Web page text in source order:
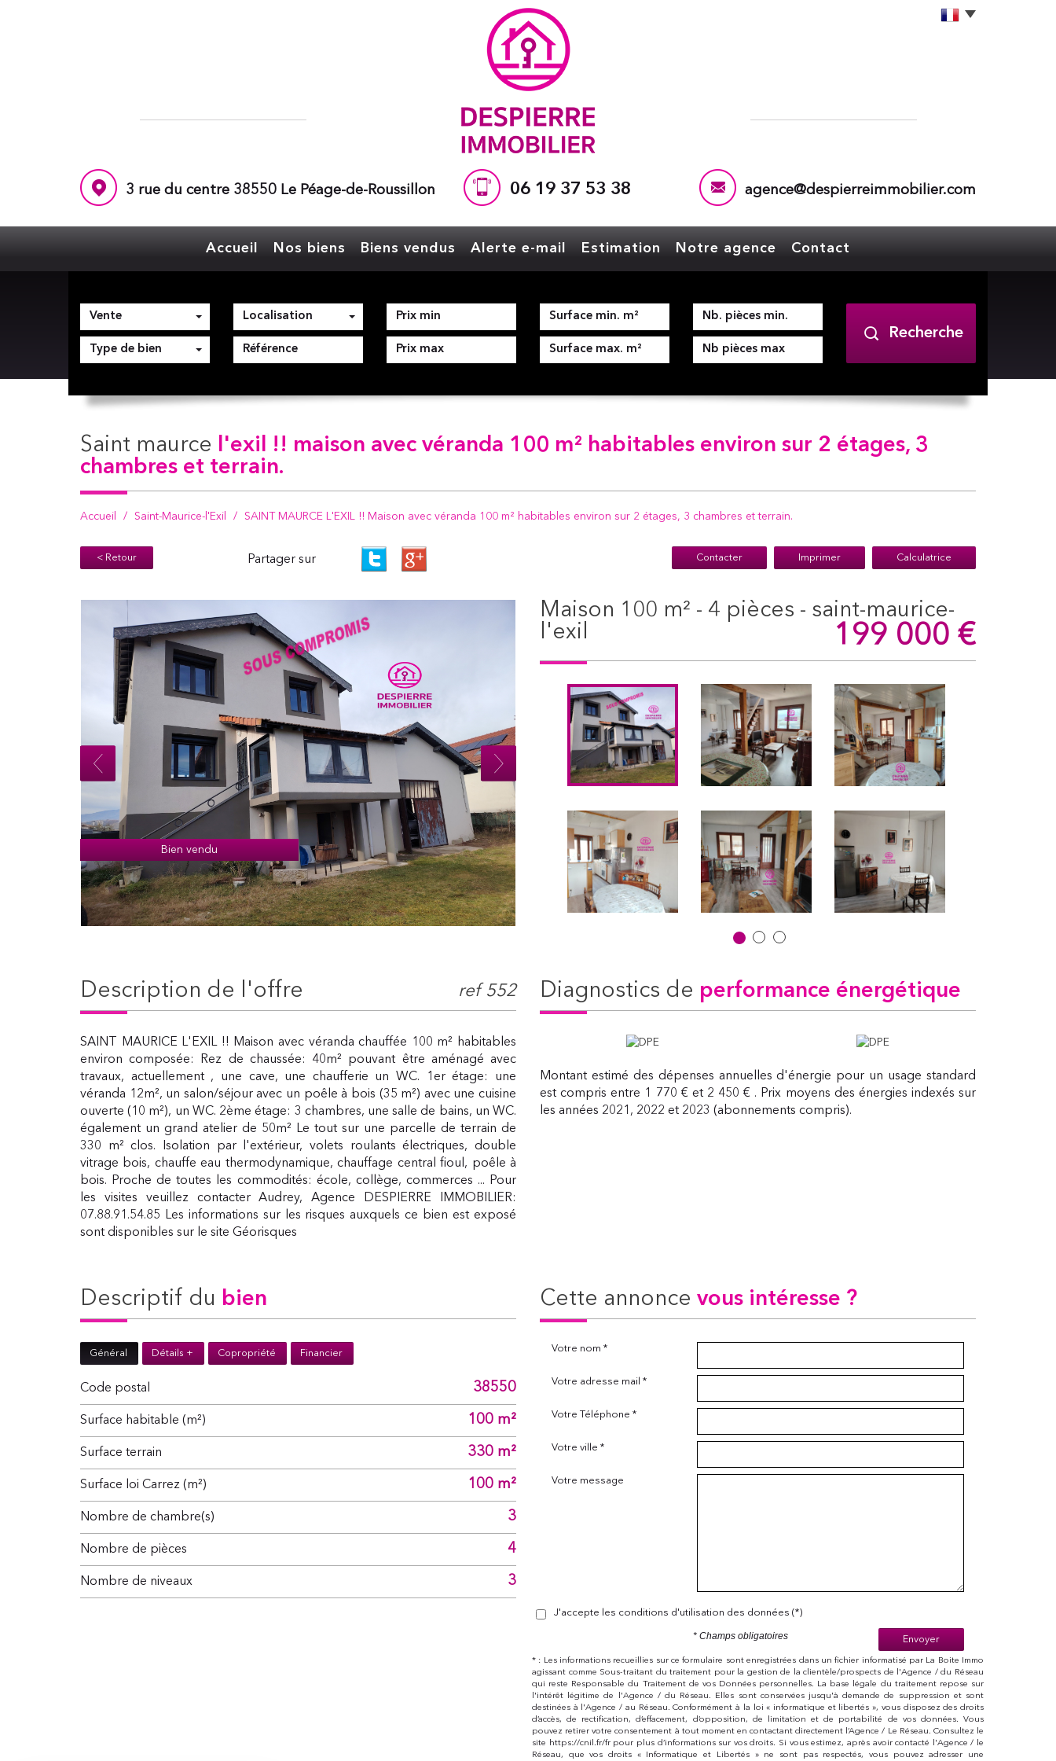
3 rue du centre 38550 Le Péage-de-Roussillon 06 19 37 53 38 agence@despierreimmobilier.com
Accueil Nos biens Biens vendus Alerte e-mail Estimation Notre agence Contact
Vente
Type de bien
Localisation
Recherche
saint maurce l'exil !! maison avec véranda 100 m² habitables environ sur 2 étages, 3
chambres et terrain.
Accueil Saint-Maurice-l'Exil SAINT MAURCE L'EXIL !! Maison avec véranda 100 m² habitables environ sur 2 étages, 3 chambres et terrain.
< Retour Partager sur Contacter Imprimer Calculatrice
Bien vendu
maison 100 m² - 4 pièces - saint-maurice-
l'exil
199 000 €
description de l'offre ref 552
SAINT MAURICE L'EXIL !! Maison avec véranda chauffée 100 m² habitables
environ composée: Rez de chaussée: 40m² pouvant être aménagé avec
travaux, actuellement , une cave, une chaufferie un WC. 1er étage: une
véranda 12m², un salon/séjour avec un poêle à bois (35 m²) avec une cuisine
ouverte (10 m²), un WC. 2ème étage: 3 chambres, une salle de bains, un WC.
également un grand atelier de 50m² Le tout sur une parcelle de terrain de
330 m² clos. Isolation par l'extérieur, volets roulants électriques, double
vitrage bois, chauffe eau thermodynamique, chauffage central fioul, poêle à
bois. Proche de toutes les commodités: école, collège, commerces ... Pour
les visites veuillez contacter Audrey, Agence DESPIERRE IMMOBILIER:
07.88.91.54.85 Les informations sur les risques auxquels ce bien est exposé
sont disponibles sur le site Géorisques
diagnostics de performance énergétique
Montant estimé des dépenses annuelles d'énergie pour un usage standard
est compris entre 1 770 € et 2 450 € . Prix moyens des énergies indexés sur
les années 2021, 2022 et 2023 (abonnements compris).
descriptif du bien
Général Détails + Copropriété Financier
Code postal 38550
Surface habitable (m²) 100 m²
surface terrain 330 m²
Surface loi Carrez (m²) 100 m²
Nombre de chambre(s) 3
Nombre de pièces 4
Nombre de niveaux 3
cette annonce vous intéresse ?
Votre nom *
Votre adresse mail *
Votre Téléphone *
Votre ville *
Votre message
J'accepte les conditions d'utilisation des données (*)
Envoyer
* Champs obligatoires
* : Les informations recueillies sur ce formulaire sont enregistrées dans un fichier informatisé par La Boite Immo
agissant comme Sous-traitant du traitement pour la gestion de la clientèle/prospects de l'Agence / du Réseau
qui reste Responsable du Traitement de vos Données personnelles. La base légale du traitement repose sur
l'intérêt légitime de l'Agence / du Réseau. Elles sont conservées jusqu'à demande de suppression et sont
destinées à l'Agence / au Réseau. Conformément à la loi « informatique et libertés », vous disposez des droits
d’accès, de rectification, d’effacement, d’opposition, de limitation et de portabilité de vos données. Vous
pouvez retirer votre consentement à tout moment en contactant directement l’Agence / Le Réseau. Consultez le
site https://cnil.fr/fr pour plus d’informations sur vos droits. Si vous estimez, après avoir contacté l'Agence / le
Réseau, que vos droits « Informatique et Libertés » ne sont pas respectés, vous pouvez adresser une